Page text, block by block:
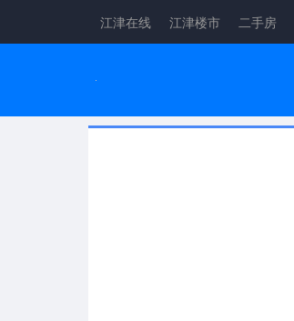
江津在线 江津楼市 二手房